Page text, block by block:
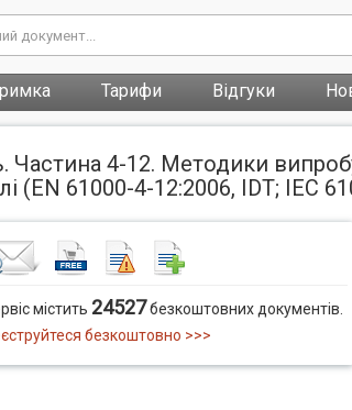
Тарифи Відгуки
Частина 4-12. Методики
(EN 61000-4-12:2006, IDТ; ІЕС
містить 24527безкоштовних документів.
безкоштовно >>>